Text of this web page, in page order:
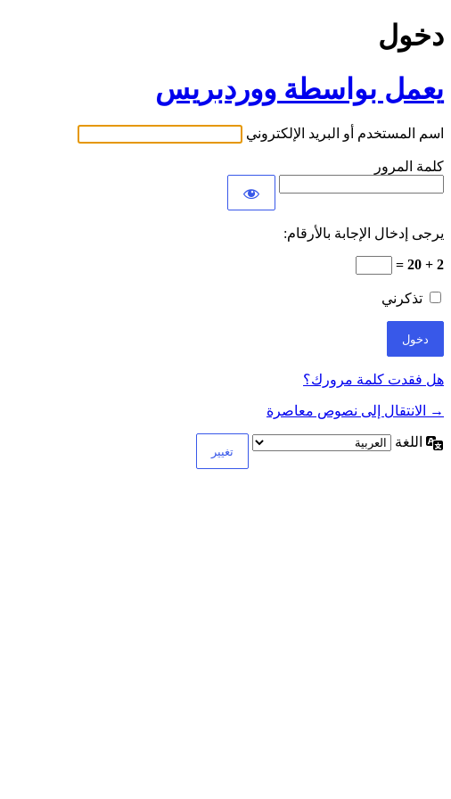
دخول
يعمل بواسطة ووردبريس
اسم المستخدم أو البريد الإلكتروني
كلمة المرور
يرجى إدخال الإجابة بالأرقام:
2 + 20 =
تذكرني
هل فقدت كلمة مرورك؟
→ الانتقال إلى نصوص معاصرة
اللغة